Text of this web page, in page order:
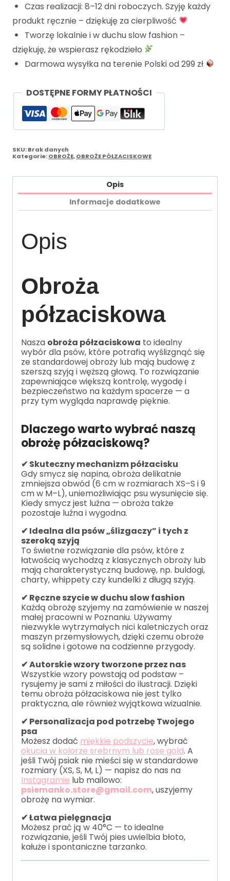
Czas realizacji: 8–12 dni roboczych. Szyję każdy
produkt ręcznie – dziękuję za cierpliwość
Tworzę lokalnie i w duchu slow fashion –
dziękuję, że wspierasz rękodzieło
Darmowa wysyłka na terenie Polski od 299 zł
DOSTĘPNE FORMY PŁATNOŚCI
SKU:Brak danych
Kategorie:OBROŻE,OBROŻE PÓŁZACISKOWE
Opis
Informacje dodatkowe
Opis
Obroża
półzaciskowa
Nasza obroża półzaciskowa to idealny
wybór dla psów, które potrafią wyślizgnąć się
ze standardowej obroży lub mają budowę z
szerszą szyją i węższą głową. To rozwiązanie
zapewniające większą kontrolę, wygodę i
bezpieczeństwo na każdym spacerze — a
przy tym wygląda naprawdę pięknie.
Dlaczego warto wybrać naszą
obrożę półzaciskową?
✔ Skuteczny mechanizm półzacisku
Gdy smycz się napina, obroża delikatnie
zmniejsza obwód (6 cm w rozmiarach XS–S i 9
cm w M–L), uniemożliwiając psu wysunięcie się.
Kiedy smycz jest luźna — obroża także
pozostaje luźna i wygodna.
✔ Idealna dla psów „ślizgaczy” i tych z
szeroką szyją
To świetne rozwiązanie dla psów, które z
łatwością wychodzą z klasycznych obroży lub
mają charakterystyczną budowę, np. buldogi,
charty, whippety czy kundelki z długą szyją.
✔ Ręczne szycie w duchu slow fashion
Każdą obrożę szyjemy na zamówienie w naszej
małej pracowni w Poznaniu. Używamy
niezwykle wytrzymałych nici kaletniczych oraz
maszyn przemysłowych, dzięki czemu obroże
są solidne i gotowe na codzienne przygody.
✔ Autorskie wzory tworzone przez nas
Wszystkie wzory powstają od podstaw –
rysujemy je sami z miłości do ilustracji. Dzięki
temu obroża półzaciskowa nie jest tylko
praktyczna, ale również wyjątkowa wizualnie.
✔ Personalizacja pod potrzebę Twojego
psa
Możesz dodać miękkie podszycie, wybrać
okucia w kolorze srebrnym lub rose gold. A
jeśli Twój psiak nie mieści się w standardowe
rozmiary (XS, S, M, L) — napisz do nas na
Instagramie lub mailowo:
psiemanko.store@gmail.com, uszyjemy
obrożę na wymiar.
✔ Łatwa pielęgnacja
Możesz prać ją w 40°C — to idealne
rozwiązanie, jeśli Twój pies uwielbia błoto,
kałuże i spontaniczne tarzanko.